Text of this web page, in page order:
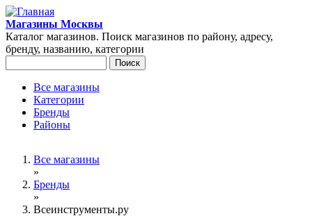
Перейти к основному содержанию
Магазины Москвы
Каталог магазинов. Поиск магазинов по району, адресу,
бренду, названию, категории
Главное меню
Все магазины
Категории
Бренды
Районы
Вы здесьВсе магазины
»
Бренды
»
Всеинструменты.ру